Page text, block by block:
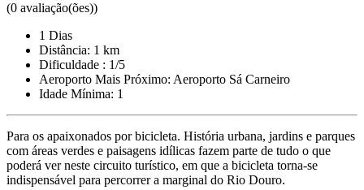
(0 avaliação(ões))
1 Dias
Distância: 1 km
Dificuldade : 1/5
Aeroporto Mais Próximo: Aeroporto Sá Carneiro
Idade Mínima: 1
Para os apaixonados por bicicleta. História urbana, jardins e parques
com áreas verdes e paisagens idílicas fazem parte de tudo o que
poderá ver neste circuito turístico, em que a bicicleta torna-se
indispensável para percorrer a marginal do Rio Douro.